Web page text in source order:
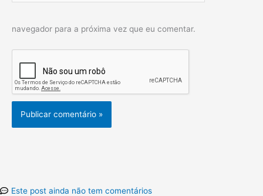
navegador para a próxima vez que eu comentar.
Este post ainda não tem comentários